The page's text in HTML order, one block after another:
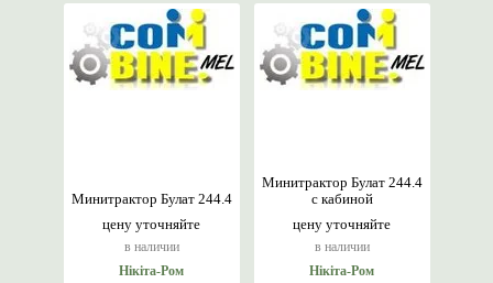
цену уточняйте
в наличии
Минитрактор Булат 244.4
Нікіта-Ром
цену уточняйте
в наличии
Минитрактор Булат 244.4
с кабиной
Нікіта-Ром